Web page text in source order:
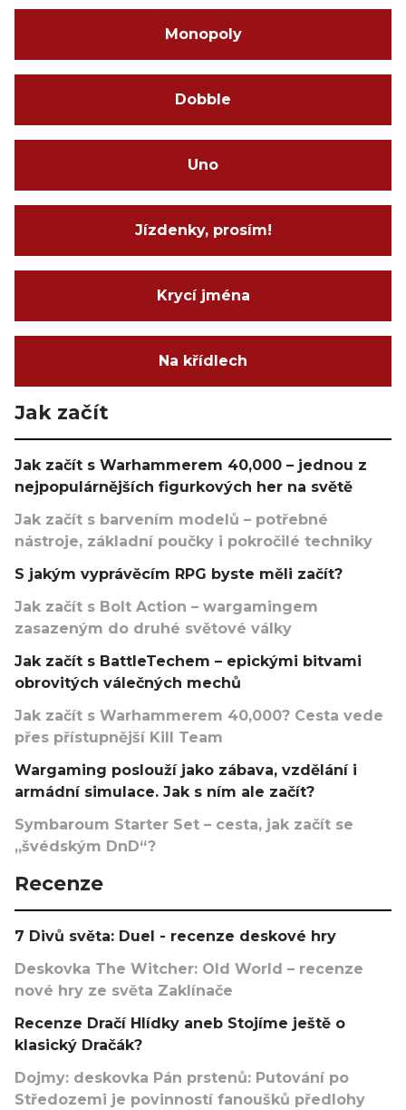
Monopoly
Dobble
Uno
Jízdenky, prosím!
Krycí jména
Na křídlech
Jak začít
Jak začít s Warhammerem 40,000 – jednou z
nejpopulárnějších figurkových her na světě
Jak začít s barvením modelů – potřebné
nástroje, základní poučky i pokročilé techniky
S jakým vyprávěcím RPG byste měli začít?
Jak začít s Bolt Action – wargamingem
zasazeným do druhé světové války
Jak začít s BattleTechem – epickými bitvami
obrovitých válečných mechů
Jak začít s Warhammerem 40,000? Cesta vede
přes přístupnější Kill Team
Wargaming poslouží jako zábava, vzdělání i
armádní simulace. Jak s ním ale začít?
Symbaroum Starter Set – cesta, jak začít se
„švédským DnD“?
Recenze
7 Divů světa: Duel - recenze deskové hry
Deskovka The Witcher: Old World – recenze
nové hry ze světa Zaklínače
Recenze Dračí Hlídky aneb Stojíme ještě o
klasický Dračák?
Dojmy: deskovka Pán prstenů: Putování po
Středozemi je povinností fanoušků předlohy